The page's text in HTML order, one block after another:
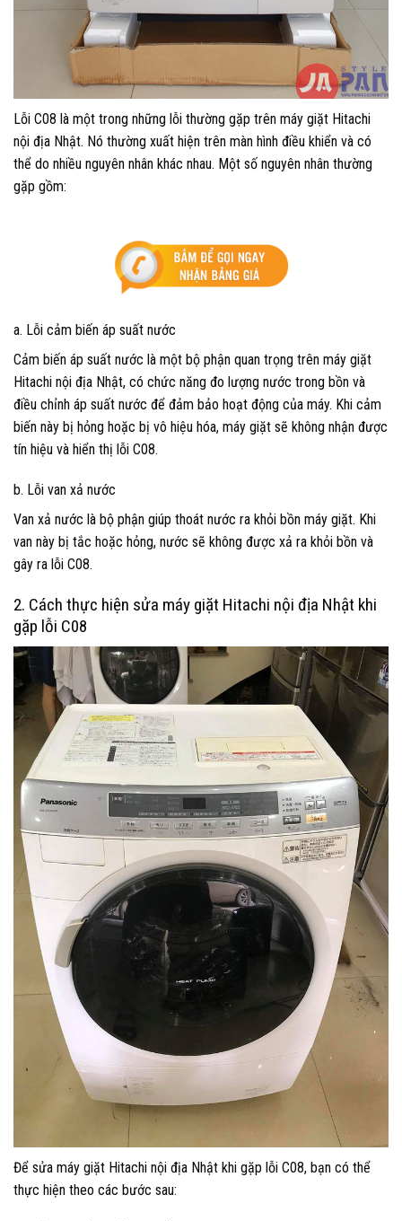
Lỗi C08 là một trong những lỗi thường gặp trên máy giặt Hitachi
nội địa Nhật. Nó thường xuất hiện trên màn hình điều khiển và có
thể do nhiều nguyên nhân khác nhau. Một số nguyên nhân thường
gặp gồm:
a. Lỗi cảm biến áp suất nước
Cảm biến áp suất nước là một bộ phận quan trọng trên máy giặt
Hitachi nội địa Nhật, có chức năng đo lượng nước trong bồn và
điều chỉnh áp suất nước để đảm bảo hoạt động của máy. Khi cảm
biến này bị hỏng hoặc bị vô hiệu hóa, máy giặt sẽ không nhận được
tín hiệu và hiển thị lỗi C08.
b. Lỗi van xả nước
Van xả nước là bộ phận giúp thoát nước ra khỏi bồn máy giặt. Khi
van này bị tắc hoặc hỏng, nước sẽ không được xả ra khỏi bồn và
gây ra lỗi C08.
2. Cách thực hiện sửa máy giặt Hitachi nội địa Nhật khi
gặp lỗi C08
Để sửa máy giặt Hitachi nội địa Nhật khi gặp lỗi C08, bạn có thể
thực hiện theo các bước sau: